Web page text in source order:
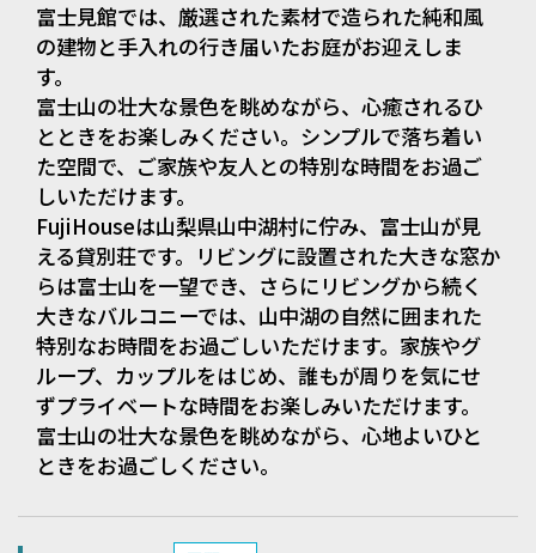
富士見館では、厳選された素材で造られた純和風
の建物と手入れの行き届いたお庭がお迎えしま
す。
富士山の壮大な景色を眺めながら、心癒されるひ
とときをお楽しみください。シンプルで落ち着い
た空間で、ご家族や友人との特別な時間をお過ご
しいただけます。
FujiHouseは山梨県山中湖村に佇み、富士山が見
える貸別荘です。リビングに設置された大きな窓か
らは富士山を一望でき、さらにリビングから続く
大きなバルコニーでは、山中湖の自然に囲まれた
特別なお時間をお過ごしいただけます。家族やグ
ループ、カップルをはじめ、誰もが周りを気にせ
ずプライベートな時間をお楽しみいただけます。
富士山の壮大な景色を眺めながら、心地よいひと
ときをお過ごしください。